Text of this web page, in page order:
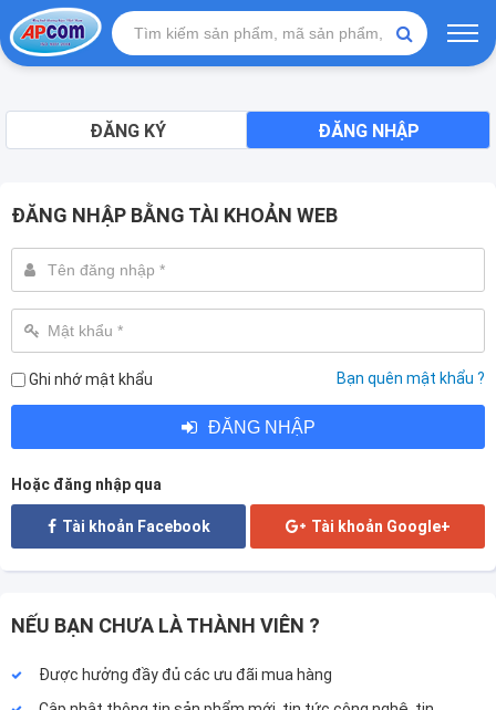
ĐĂNG KÝ ĐĂNG NHẬP
ĐĂNG NHẬP BẰNG TÀI KHOẢN WEB
Ghi nhớ mật khẩu Bạn quên mật khẩu ?
ĐĂNG NHẬP
Hoặc đăng nhập qua
Tài khoản Facebook Tài khoản Google+
NẾU BẠN CHƯA LÀ THÀNH VIÊN ?
Được hưởng đầy đủ các ưu đãi mua hàng